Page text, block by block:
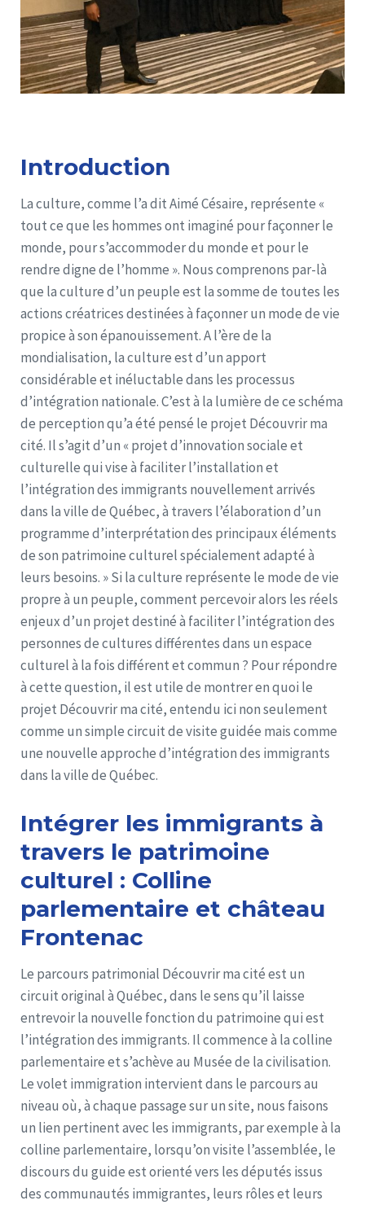
Introduction
La culture, comme l’a dit Aimé Césaire, représente «
tout ce que les hommes ont imaginé pour façonner le
monde, pour s’accommoder du monde et pour le
rendre digne de l’homme ». Nous comprenons par-là
que la culture d’un peuple est la somme de toutes les
actions créatrices destinées à façonner un mode de vie
propice à son épanouissement. A l’ère de la
mondialisation, la culture est d’un apport
considérable et inéluctable dans les processus
d’intégration nationale. C’est à la lumière de ce schéma
de perception qu’a été pensé le projet Découvrir ma
cité. Il s’agit d’un « projet d’innovation sociale et
culturelle qui vise à faciliter l’installation et
l’intégration des immigrants nouvellement arrivés
dans la ville de Québec, à travers l’élaboration d’un
programme d’interprétation des principaux éléments
de son patrimoine culturel spécialement adapté à
leurs besoins. » Si la culture représente le mode de vie
propre à un peuple, comment percevoir alors les réels
enjeux d’un projet destiné à faciliter l’intégration des
personnes de cultures différentes dans un espace
culturel à la fois différent et commun ? Pour répondre
à cette question, il est utile de montrer en quoi le
projet Découvrir ma cité, entendu ici non seulement
comme un simple circuit de visite guidée mais comme
une nouvelle approche d’intégration des immigrants
dans la ville de Québec.
Intégrer les immigrants à
travers le patrimoine
culturel : Colline
parlementaire et château
Frontenac
Le parcours patrimonial Découvrir ma cité est un
circuit original à Québec, dans le sens qu’il laisse
entrevoir la nouvelle fonction du patrimoine qui est
l’intégration des immigrants. Il commence à la colline
parlementaire et s’achève au Musée de la civilisation.
Le volet immigration intervient dans le parcours au
niveau où, à chaque passage sur un site, nous faisons
un lien pertinent avec les immigrants, par exemple à la
colline parlementaire, lorsqu’on visite l’assemblée, le
discours du guide est orienté vers les députés issus
des communautés immigrantes, leurs rôles et leurs